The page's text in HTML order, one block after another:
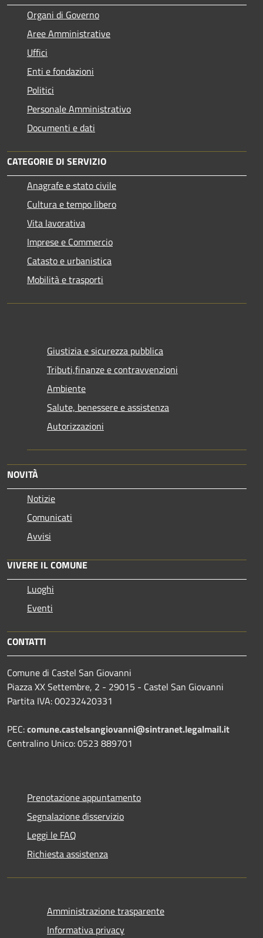
Organi di Governo
Aree Amministrative
Uffici
Enti e fondazioni
Politici
Personale Amministrativo
Documenti e dati
CATEGORIE DI SERVIZIO
Anagrafe e stato civile
Cultura e tempo libero
Vita lavorativa
Imprese e Commercio
Catasto e urbanistica
Mobilità e trasporti
Giustizia e sicurezza pubblica
Tributi,finanze e contravvenzioni
Ambiente
Salute, benessere e assistenza
Autorizzazioni
NOVITÀ
Notizie
Comunicati
Avvisi
VIVERE IL COMUNE
Luoghi
Eventi
CONTATTI
Comune di Castel San Giovanni
Piazza XX Settembre, 2 - 29015 - Castel San Giovanni
Partita IVA: 00232420331
PEC:comune.castelsangiovanni@sintranet.legalmail.it
Centralino Unico: 0523 889701
Prenotazione appuntamento
Segnalazione disservizio
Leggi le FAQ
Richiesta assistenza
Amministrazione trasparente
Informativa privacy